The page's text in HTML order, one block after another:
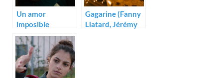
Un amor
imposible
(Catherine
Corsini)
Gagarine (Fanny
Liatard, Jérémy